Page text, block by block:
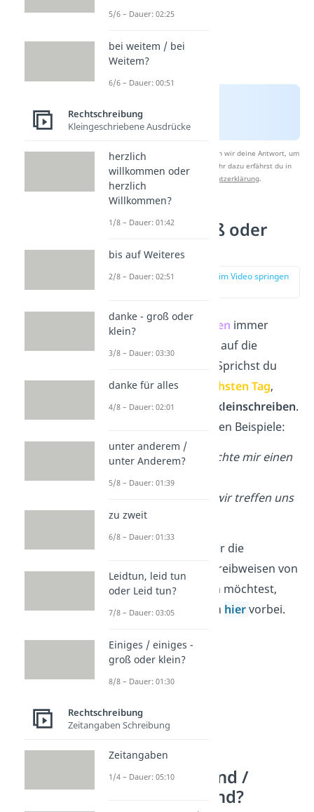
Nach Beantwortung speichern wir deine Antwort, um
Studyflix zu verbessern. Mehr dazu erfährst du in
Datenschutzerklärung.
Morgen groß oder
klein?
zur Stelle im Video springen
Du schreibstMorgen immer
, wenn es sich auf die
bezieht. Sprichst du
allerdings vom
nächsten Tag,
musst dumorgen kleinschreiben.
Vergleiche die beiden Beispiele:
Der Chef wünschte mir einen
gutenMorgen
Victor meinte, wir treffen uns
morgen
Wenn du mehr über die
verschiedenen Schreibweisen von
„morgen“ erfahren möchtest,
dann schau einfach hiervorbei.
gestern Abend /
gestern abend?
5/6 – Dauer: 02:25
bei weitem / bei
Weitem?
6/6 – Dauer: 00:51
Rechtschreibung
Kleingeschriebene Ausdrücke
herzlich
willkommen oder
herzlich
Willkommen?
1/8 – Dauer: 01:42
bis auf Weiteres
2/8 – Dauer: 02:51
danke - groß oder
klein?
3/8 – Dauer: 03:30
danke für alles
4/8 – Dauer: 02:01
unter anderem /
unter Anderem?
5/8 – Dauer: 01:39
zu zweit
6/8 – Dauer: 01:33
Leidtun, leid tun
oder Leid tun?
7/8 – Dauer: 03:05
Einiges / einiges -
groß oder klein?
8/8 – Dauer: 01:30
Rechtschreibung
Zeitangaben Schreibung
Zeitangaben
1/4 – Dauer: 05:10